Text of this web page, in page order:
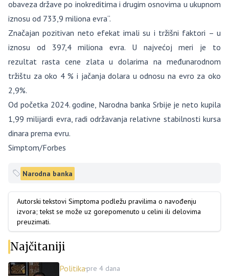
obaveza države po inokreditima i drugim osnovima u ukupnom
iznosu od 733,9 miliona evra“.
Značajan pozitivan neto efekat imali su i tržišni faktori – u
iznosu od 397,4 miliona evra. U najvećoj meri je to
rezultat rasta cene zlata u dolarima na međunarodnom
tržištu za oko 4 % i jačanja dolara u odnosu na evro za oko
2,9%.
Od početka 2024. godine, Narodna banka Srbije je neto kupila
1,99 milijardi evra, radi održavanja relativne stabilnosti kursa
dinara prema evru.
Simptom/Forbes
Narodna banka
Autorski tekstovi Simptoma podležu pravilima o navođenju
izvora; tekst se može uz gorepomenuto u celini ili delovima
preuzimati.
Najčitaniji
Politikapre 4 dana